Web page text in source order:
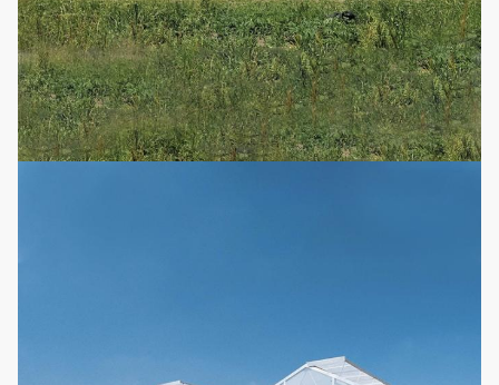
internal
sistem naungan.